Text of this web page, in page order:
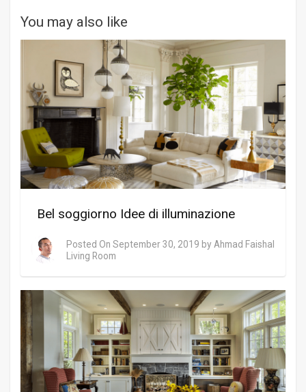
You may also like
Bel soggiorno Idee di illuminazione
Posted On September 30, 2019 by Ahmad Faishal
Living Room